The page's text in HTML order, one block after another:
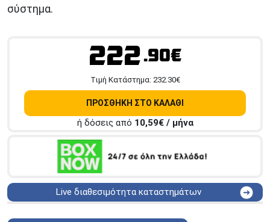
σύστημα.
222.90€
Tιμή Κατάστημα: 232.30€
ΠΡΟΣΘΗΚΗ ΣΤΟ ΚΑΛΑΘΙ
ή δόσεις από 10,59€ / μήνα
Live διαθεσιμότητα καταστημάτων